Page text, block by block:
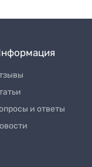
и ответы